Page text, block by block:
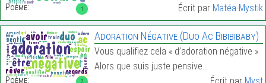
1
Poème:
Écrit par Matéa-Mystik
Poème:
Adoration Négative (Duo Ac Bibibibaby)
Vous qualifiez cela « d’adoration négative »
Alors que suis juste pensive…